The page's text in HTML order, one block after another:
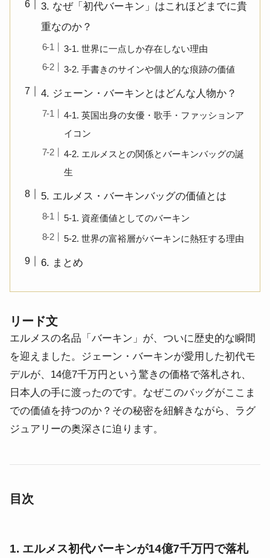
3. なぜ「初代バーキン」はこれほどまでに貴
重なのか？
3-1. 世界に一点しか存在しない理由
3-2. 手書きのサインや個人的な痕跡の価値
4. ジェーン・バーキンとはどんな人物か？
4-1. 英国出身の女優・歌手・ファッションア
イコン
4-2. エルメスとの関係とバーキンバッグの誕
生
5. エルメス・バーキンバッグの価値とは
5-1. 資産価値としてのバーキン
5-2. 世界の富裕層がバーキンに熱狂する理由
6. まとめ
リード文
エルメスの名品「バーキン」が、ついに歴史的な瞬間
を迎えました。ジェーン・バーキンが愛用した初代モ
デルが、14億7千万円という驚きの価格で落札され、
日本人の手に渡ったのです。なぜこのバッグがここま
での価値を持つのか？その秘密を紐解きながら、ラグ
ジュアリーの奥深さに迫ります。
目次
1. エルメス初代バーキンが14億7千万円で落札